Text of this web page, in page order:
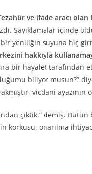
ve ifade aracı
Sayıklamalar içinde
yeniliğin suyuna hiç
hakkıyla
bir hayalet tarafından
biliyor musun?”
vicdani ayazının
çıktık.” demiş.
onarılma